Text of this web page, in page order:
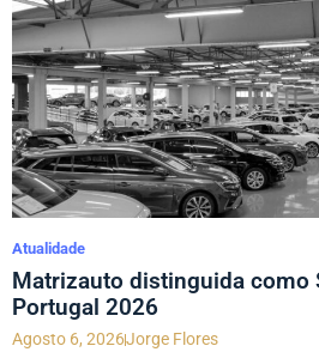
Atualidade
Matrizauto distinguida como
Portugal 2026
Agosto 6, 2026Jorge Flores